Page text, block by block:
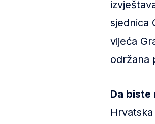
sjednica
vijeća
održana
Da biste